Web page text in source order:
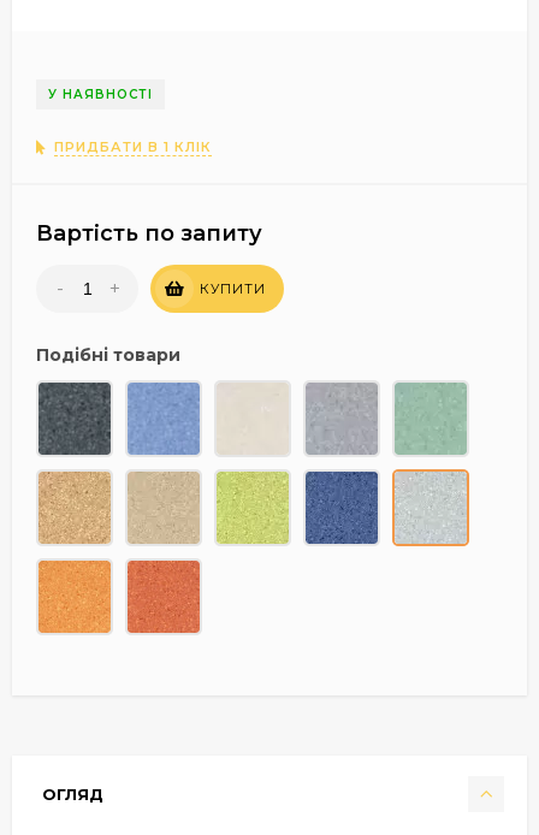
У НАЯВНОСТІ
ПРИДБАТИ В 1 КЛІК
Вартість по запиту
- + КУПИТИ
Подібні товари
ОГЛЯД